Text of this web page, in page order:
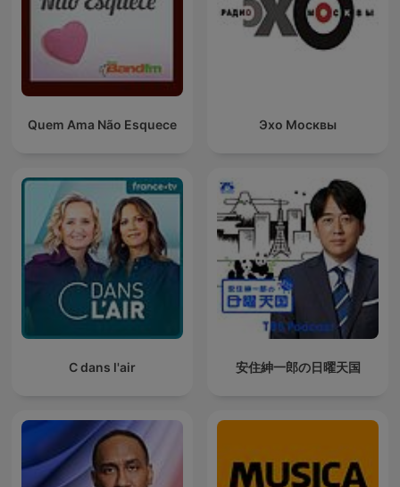
Quem Ama Não Esquece Эхо Москвы
C dans l'air 安住紳一郎の日曜天国